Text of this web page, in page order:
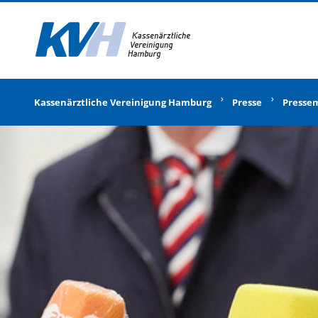
Kassenärztliche Vereinigung Hamburg Presse